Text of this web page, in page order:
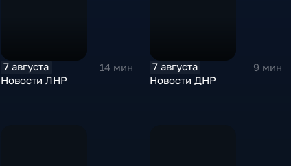
7 августа
14 мин
Новости ЛНР
7 августа
9 мин
Новости ДНР